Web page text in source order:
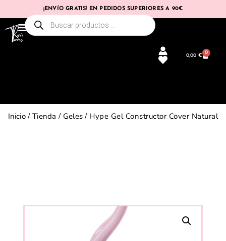
¡ENVÍO GRATIS! EN PEDIDOS SUPERIORES A 90€
0,00 € 0
Inicio/Tienda / Geles/ Hype Gel Constructor Cover Natural